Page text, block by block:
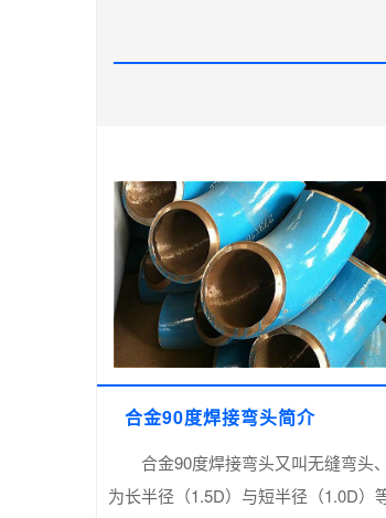
合金90度焊接弯头简介
合金90度焊接弯头又叫无缝弯头
为长半径（1.5D）与短半径（1.0D